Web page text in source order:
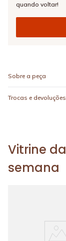
quando voltar!
Sobre a peça
Trocas e devoluções
Vitrine da
semana